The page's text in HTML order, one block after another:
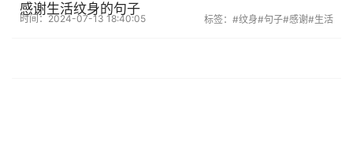
感谢生活纹身的句子
时间：2024-07-13 18:40:05 标签： #纹身#句子#感谢#生活